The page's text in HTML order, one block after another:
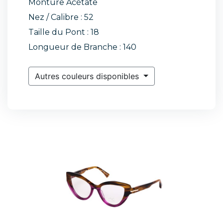
Monture Acétate
Nez / Calibre : 52
Taille du Pont : 18
Longueur de Branche : 140
Autres couleurs disponibles